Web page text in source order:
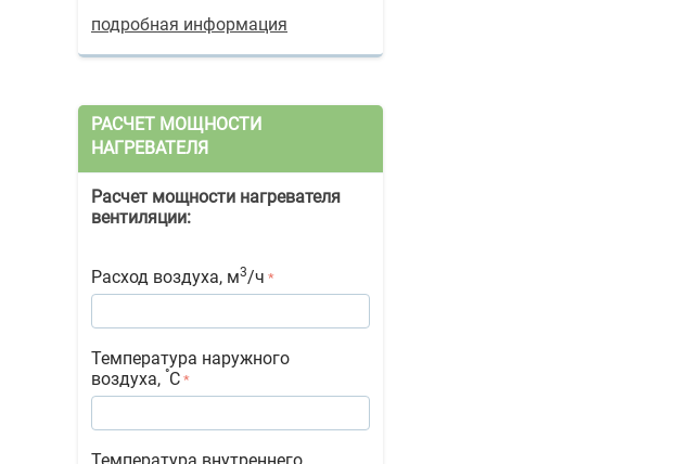
подробная информация
РАСЧЕТ МОЩНОСТИ
НАГРЕВАТЕЛЯ
Расчет мощности нагревателя
вентиляции:
Расход воздуха, м3/ч
Температура наружного
воздуха, °С